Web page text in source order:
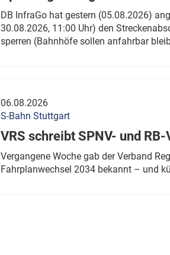
DB InfraGo hat gestern (05.08.2026)
30.08.2026, 11:00 Uhr) den
sperren (Bahnhöfe sollen anfahrbar
06.08.2026
S-Bahn Stuttgart
VRS schreibt SPNV- und
Vergangene Woche gab der Verband
Fahrplanwechsel 2034 bekannt – und